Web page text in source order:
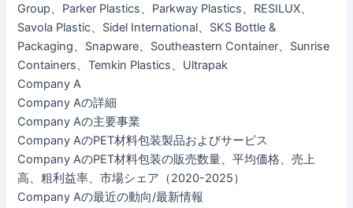
Group、Parker Plastics、Parkway Plastics、RESILUX、
Savola Plastic、Sidel International、SKS Bottle &
Packaging、Snapware、Southeastern Container、Sunrise
Containers、Temkin Plastics、Ultrapak
Company A
Company Aの詳細
Company Aの主要事業
Company AのPET材料包装製品およびサービス
Company AのPET材料包装の販売数量、平均価格、売上
高、粗利益率、市場シェア（2020-2025）
Company Aの最近の動向/最新情報